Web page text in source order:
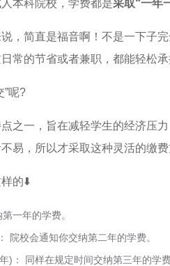
本科院校，学费都是采取“一年
，简直是福音啊！不是一下子
常的节省或者兼职，都能轻松承
”呢?
之一，旨在减轻学生的经济压
易，所以才采取这种灵活的缴费
的⬇️
一年的学费。
院校会通知你交纳第二年的学费。
)： 同样在规定时间交纳第三年的学费